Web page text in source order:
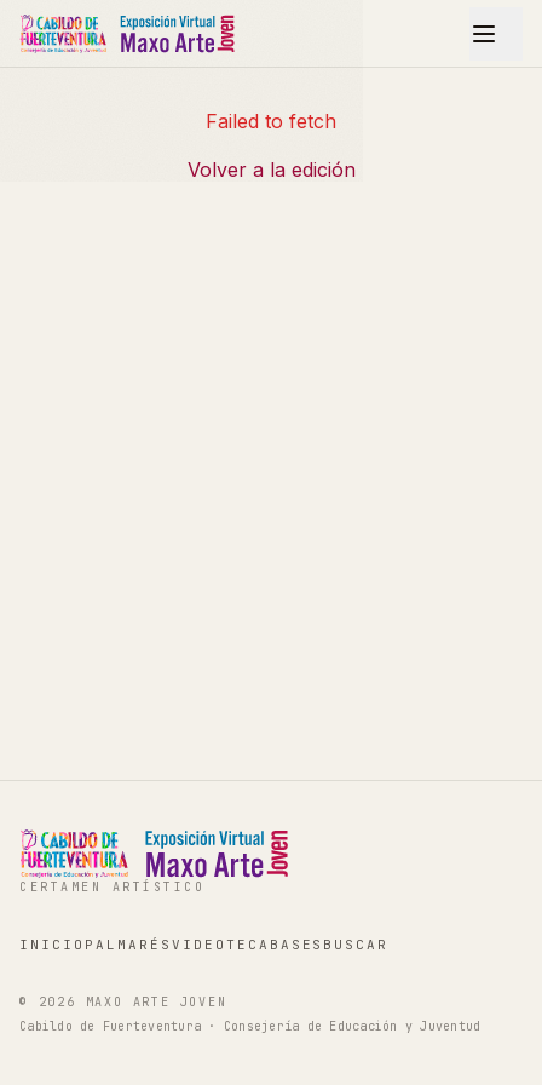
Failed to fetch
Volver a la edición
CERTAMEN ARTÍSTICO
INICIO PALMARÉS VIDEOTECA BASES BUSCAR
© 2026
MAXO ARTE JOVEN
Cabildo de Fuerteventura · Consejería de Educación y Juventud